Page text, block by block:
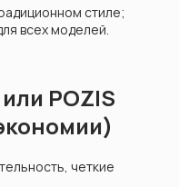
стиле;
всех моделей.
POZIS
четкие